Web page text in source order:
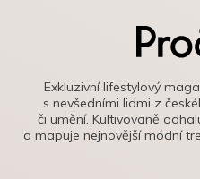
Exkluzivní lifestylový
s nevšedními lidmi z
či umění. Kultivovaně
a mapuje nejnovější módní